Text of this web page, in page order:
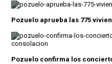
Pozuelo aprueba las 775
Pozuelo confirma los